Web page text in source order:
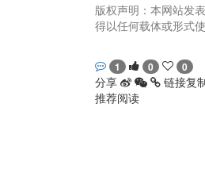
版权声明：本网站发
得以任何载体或形式
1 0 0
分享
链接复
推荐阅读